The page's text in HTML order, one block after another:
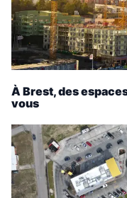
À Brest, des
vous